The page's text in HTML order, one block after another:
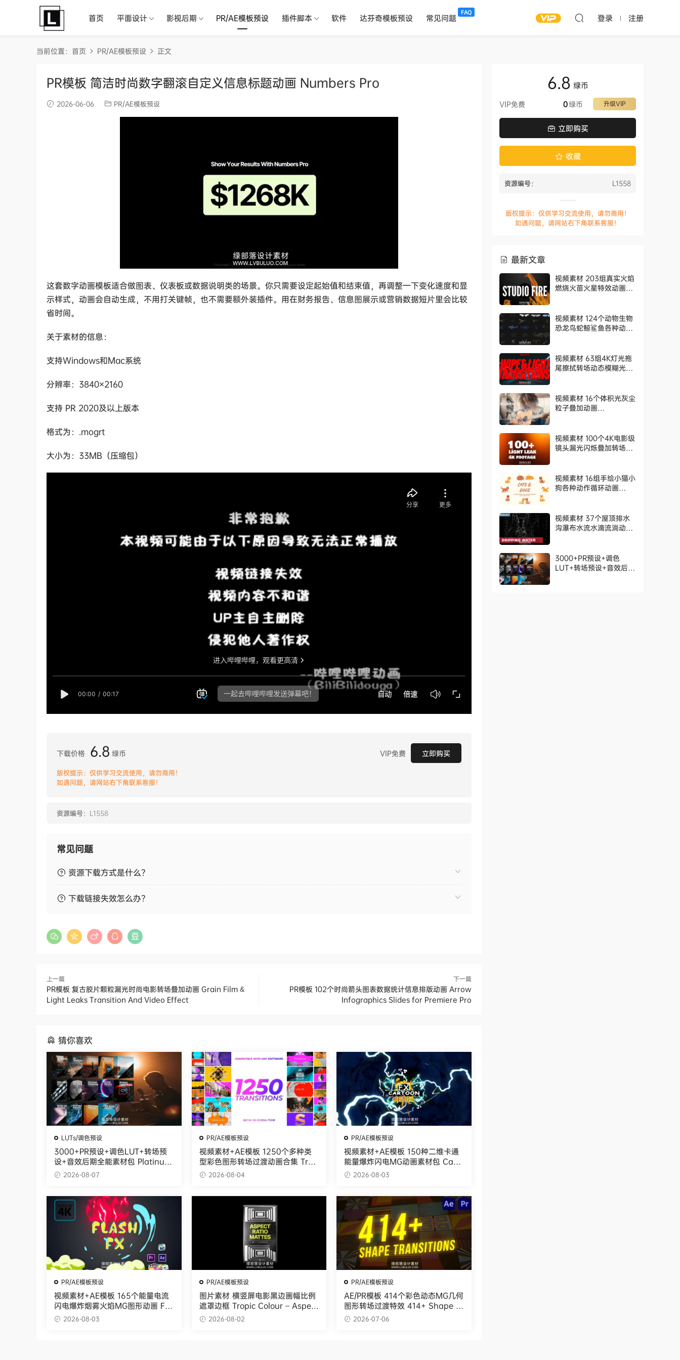
首页 平面设计 影视后期 PR/AE模板预设 插件脚本 软件 达芬奇模板预设 常见问题
FAQ
登录 注册
当前位置： 首页 PR/AE模板预设 正文
PR模板 简洁时尚数字翻滚自定义信息标题动画 Numbers Pro
2026-06-06 PR/AE模板预设
这套数字动画模板适合做图表、仪表板或数据说明类的场景。你只需要设定起始值和结束值，再调整一下变化速度和显
示样式，动画会自动生成，不用打关键帧，也不需要额外装插件。用在财务报告、信息图展示或营销数据短片里会比较
省时间。
关于素材的信息：
支持Windows和Mac系统
分辨率：3840×2160
支持 PR 2020及以上版本
格式为：.mogrt
大小为：33MB（压缩包）
下载价格 6.8 绿币 VIP免费 立即购买
版权提示：仅供学习交流使用，请勿商用！
如遇问题，请网站右下角联系客服！
资源编号： L1558
常见问题
资源下载方式是什么？
下载链接失效怎么办？
上一篇
PR模板 复古胶片颗粒漏光时尚电影转场叠加动画 Grain Film &
Light Leaks Transition And Video Effect
下一篇
PR模板 102个时尚箭头图表数据统计信息排版动画 Arrow
Infographics Slides for Premiere Pro
猜你喜欢
LUTs/调色预设
3000+PR预设+调色LUT+转场预
设+音效后期全能素材包 Platinum
Bundle：Complete All in 1-300
0+
2026-08-07
PR/AE模板预设
视频素材+AE模板 1250个多种类
型彩色图形转场过渡动画合集 Tran
sitions
2026-08-04
PR/AE模板预设
视频素材+AE模板 150种二维卡通
能量爆炸闪电MG动画素材包 Cart
oon Fx
2026-08-03
PR/AE模板预设
视频素材+AE模板 165个能量电流
闪电爆炸烟雾火焰MG图形动画 Fla
sh Fx Element Pack
2026-08-03
PR/AE模板预设
图片素材 横竖屏电影黑边画幅比例
遮罩边框 Tropic Colour – Aspect
Ratio Mattes
2026-08-02
PR/AE模板预设
AE/PR模板 414个彩色动态MG几何
图形转场过渡特效 414+ Shape Tr
ansitions
2026-07-06
6.8 绿币
VIP免费 升级VIP
0绿币
立即购买
收藏
资源编号： L1558
版权提示：仅供学习交流使用，请勿商用！
如遇问题，请网站右下角联系客服！
最新文章
视频素材 203组真实火焰
燃烧火苗火星特效动画
视频素材 124个动物生物
恐龙鸟蛇鲸鲨鱼各种动作
视频素材 63组4K灯光拖
尾擦拭转场动态模糊光效
视频素材 16个体积光灰尘
粒子叠加动画
Dust Overlays
视频素材 100个4K电影级
镜头漏光闪烁叠加转场动
视频素材 16组手绘小猫小
狗各种动作循环动画
视频素材 37个屋顶排水
沟瀑布水流水滴流淌动画
3000+PR预设+调色
LUT+转场预设+音效后期